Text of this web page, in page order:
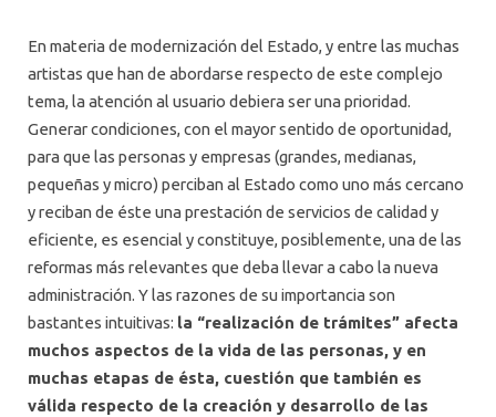
En materia de modernización del Estado, y entre las muchas
artistas que han de abordarse respecto de este complejo
tema, la atención al usuario debiera ser una prioridad.
Generar condiciones, con el mayor sentido de oportunidad,
para que las personas y empresas (grandes, medianas,
pequeñas y micro) perciban al Estado como uno más cercano
y reciban de éste una prestación de servicios de calidad y
eficiente, es esencial y constituye, posiblemente, una de las
reformas más relevantes que deba llevar a cabo la nueva
administración. Y las razones de su importancia son
bastantes intuitivas: la “realización de trámites” afecta
muchos aspectos de la vida de las personas, y en
muchas etapas de ésta, cuestión que también es
válida respecto de la creación y desarrollo de las